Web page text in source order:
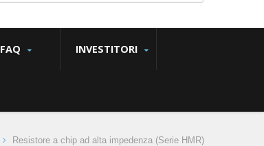
FAQ INVESTITORI
Resistore a chip ad alta impedenza (Serie HMR)